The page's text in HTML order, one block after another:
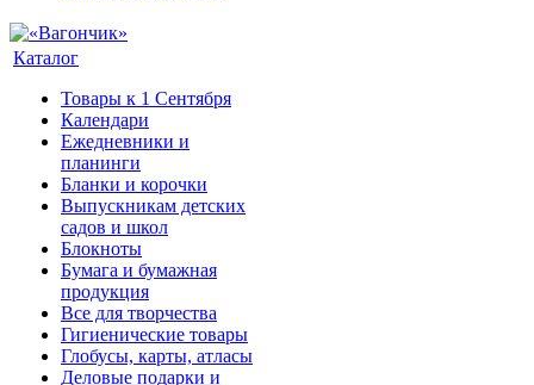
Каталог
Товары к 1 Сентября
Календари
Ежедневники и
планинги
Бланки и корочки
Выпускникам детских
садов и школ
Блокноты
Бумага и бумажная
продукция
Все для творчества
Гигиенические товары
Глобусы, карты, атласы
Деловые подарки и